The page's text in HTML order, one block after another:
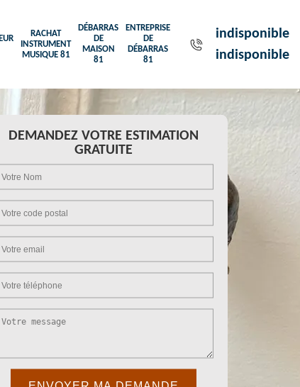
RACHAT
INSTRUMENT
MUSIQUE 81
DÉBARRAS
DE
MAISON
81
ENTREPRISE
DE
DÉBARRAS
81
indisponible
indisponible
DEMANDEZ VOTRE ESTIMATION
GRATUITE